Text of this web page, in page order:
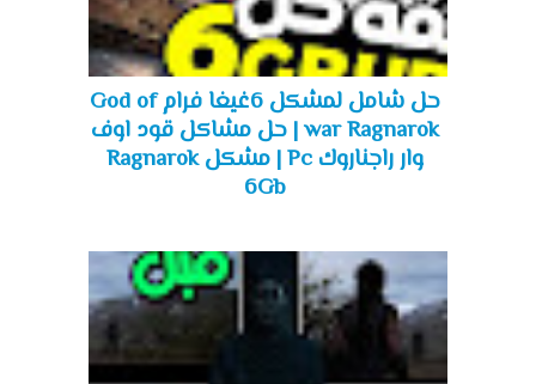
حل شامل لمشكل 6غيغا فرام God of
war Ragnarok | حل مشاكل قود اوف
وار راجناروك Pc | مشكل Ragnarok
6Gb